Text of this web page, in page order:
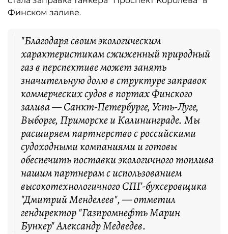
Финском заливе.
"Благодаря своим экологическим
характеристикам сжиженный природный
газ в перспективе может занять
значительную долю в структуре заправок
коммерческих судов в портах Финского
залива — Санкт-Петербурге, Усть-Луге,
Выборге, Приморске и Калининграде. Мы
расширяем партнерство с российскими
судоходными компаниями и готовы
обеспечить поставки экологичного топлива
нашим партнерам с использованием
высокотехнологичного СПГ-буксеровщика
"Дмитрий Менделеев", — отметил
гендиректор "Газпромнефть Марин
Бункер" Александр Медведев.